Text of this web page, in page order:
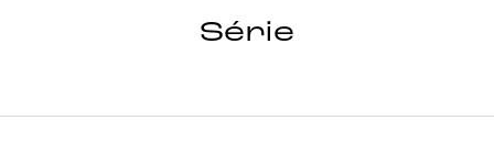
Série